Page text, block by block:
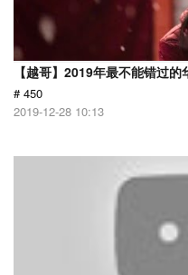
【越哥】2019年最不能错过
# 450
2019-12-28 10:13